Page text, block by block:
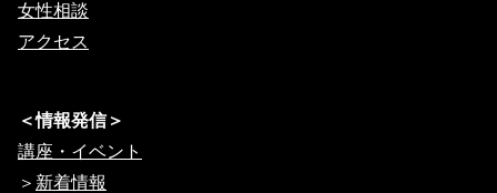
女性相談
アクセス
＜情報発信＞
講座・イベント
＞ 新着情報